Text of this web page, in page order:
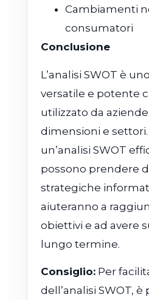
Cambiamenti
consumatori
Conclusione
L’analisi SWOT è
versatile e potente
utilizzato da
dimensioni e
un’analisi SWOT
possono prendere
strategiche
aiuteranno a
obiettivi e ad avere
lungo termine.
Consiglio: Per
dell’analisi SWOT, è